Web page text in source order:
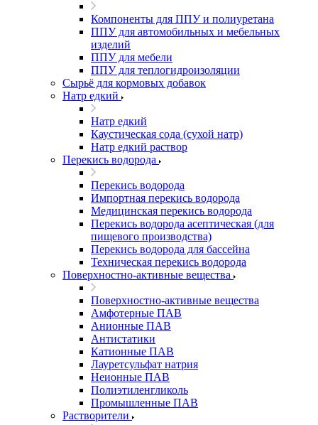
Компоненты для ППУ и полиуретана
ППУ для автомобильных и мебельных
изделий
ППУ для мебели
ППУ для теплогидроизоляции
Сырьё для кормовых добавок
Натр едкий
Натр едкий
Каустическая сода (сухой натр)
Натр едкий раствор
Перекись водорода
Перекись водорода
Импортная перекись водорода
Медицинская перекись водорода
Перекись водорода асептическая (для
пищевого производства)
Перекись водорода для бассейна
Техническая перекись водорода
Поверхностно-активные вещества
Поверхностно-активные вещества
Амфотерные ПАВ
Анионные ПАВ
Антистатики
Катионные ПАВ
Лауретсульфат натрия
Неионные ПАВ
Полиэтиленгликоль
Промышленные ПАВ
Растворители